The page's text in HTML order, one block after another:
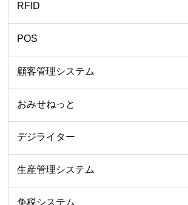
RFID
POS
顧客管理システム
おみせねっと
デジライター
生産管理システム
免税システム